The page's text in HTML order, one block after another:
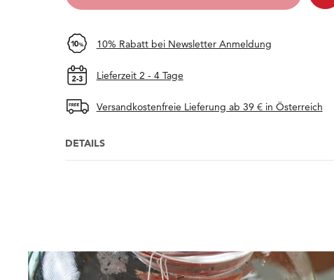
10% Rabatt bei Newsletter Anmeldung
Lieferzeit 2 - 4 Tage
Versandkostenfreie Lieferung ab 39 € in Österreich
DETAILS